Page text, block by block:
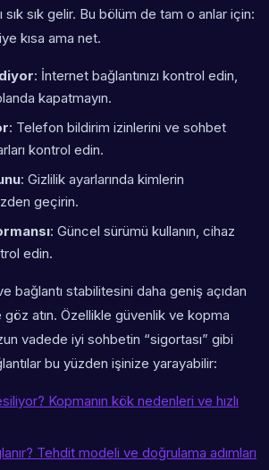
sık sık gelir. Bu bölüm de tam o anlar için:
kısa ama net.
: İnternet bağlantınızı kontrol edin,
kapatmayın.
: Telefon bildirim izinlerini ve sohbet
kontrol edin.
: Gizlilik ayarlarında kimlerin
geçirin.
: Güncel sürümü kullanın, cihaz
edin.
bağlantı stabilitesini daha geniş açıdan
atın. Özellikle güvenlik ve kopma
vadede iyi sohbetin “sigortası” gibi
bu yüzden işinize yarayabilir:
Kopmanın kök nedenleri ve hızlı
Tehdit modeli ve doğrulama adımları